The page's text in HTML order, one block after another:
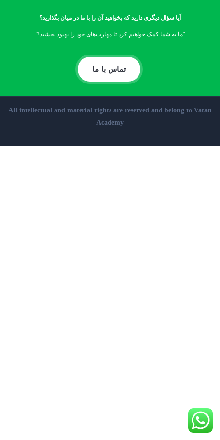
آیا سؤال دیگری دارید که بخواهید آن را با ما در میان بگذارید؟
“ما به شما کمک خواهیم کرد تا مهارت‌های خود را بهبود بخشید!”
تماس با ما
All intellectual and material rights are reserved and belong to Vatan
Academy